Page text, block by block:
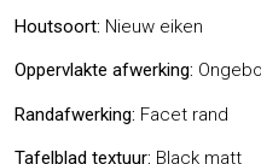
Houtsoort: Nieuw eiken
Oppervlakte afwerking:
Randafwerking: Facet rand
Tafelblad textuur: Black matt